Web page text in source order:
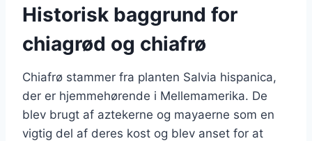
Historisk baggrund for
chiagrød og chiafrø
Chiafrø stammer fra planten Salvia hispanica,
der er hjemmehørende i Mellemamerika. De
blev brugt af aztekerne og mayaerne som en
vigtig del af deres kost og blev anset for at